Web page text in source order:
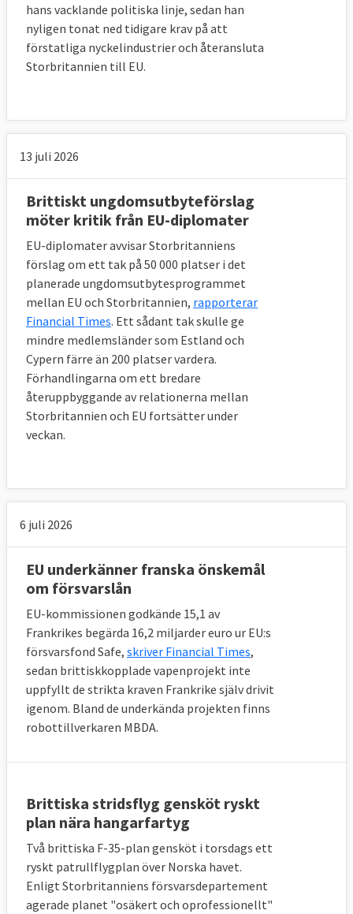
hans vacklande politiska linje, sedan han
nyligen tonat ned tidigare krav på att
förstatliga nyckelindustrier och återansluta
Storbritannien till EU.
13 juli 2026
Brittiskt ungdomsutbyteförslag
möter kritik från EU-diplomater
EU-diplomater avvisar Storbritanniens
förslag om ett tak på 50 000 platser i det
planerade ungdomsutbytesprogrammet
mellan EU och Storbritannien, rapporterar
Financial Times. Ett sådant tak skulle ge
mindre medlemsländer som Estland och
Cypern färre än 200 platser vardera.
Förhandlingarna om ett bredare
återuppbyggande av relationerna mellan
Storbritannien och EU fortsätter under
veckan.
6 juli 2026
EU underkänner franska önskemål
om försvarslån
EU-kommissionen godkände 15,1 av
Frankrikes begärda 16,2 miljarder euro ur EU:s
försvarsfond Safe, skriver Financial Times,
sedan brittiskkopplade vapenprojekt inte
uppfyllt de strikta kraven Frankrike själv drivit
igenom. Bland de underkända projekten finns
robottillverkaren MBDA.
Brittiska stridsflyg gensköt ryskt
plan nära hangarfartyg
Två brittiska F-35-plan gensköt i torsdags ett
ryskt patrullflygplan över Norska havet.
Enligt Storbritanniens försvarsdepartement
agerade planet "osäkert och oprofessionellt"